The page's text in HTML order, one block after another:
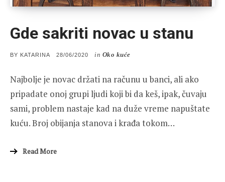
Gde sakriti novac u stanu
BY KATARINA
POSTED
28/06/2020 in Oko kuće
Najbolje je novac držati na računu u banci, ali ako
pripadate onoj grupi ljudi koji bi da keš, ipak, čuvaju
sami, problem nastaje kad na duže vreme napuštate
kuću. Broj obijanja stanova i krađa tokom…
Read More